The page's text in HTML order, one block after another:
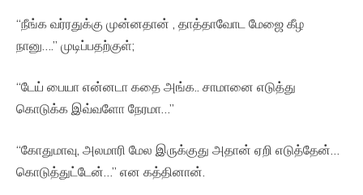
“நீங்க வர்ரதுக்கு முன்னதான் , தாத்தாவோட மேஜை கீழ
நானு….” முடிப்பதற்குள்;
“டேய் பையா என்னடா கதை அங்க.. சாமானை எடுத்து
கொடுக்க இவ்வளோ நேரமா…”
“கோதுமாவு, அலமாரி மேல இருக்குது அதான் ஏறி எடுத்தேன்…
கொடுத்துட்டேன்…” என கத்தினான்.